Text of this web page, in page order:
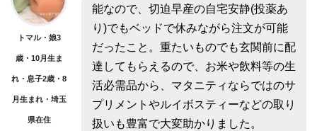
トマル・娘3
歳・10月生ま
れ・息子2歳・8
月生まれ・埼玉
県在住
能なので、切迫早産の自宅安静(投薬あ
り)でもベッドで休みながら注文が可能
だったこと。重たいものでも玄関前に配
達してもらえるので、お米や飲料等の生
活必需品から、マタニティならではのサ
プリメントやルイボスティーなどの取り
扱いも豊富で大変助かりました。